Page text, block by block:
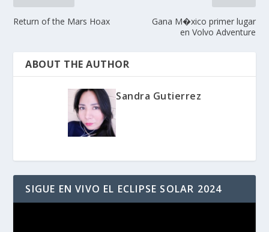
Return of the Mars Hoax
Gana M�xico primer lugar
en Volvo Adventure
ABOUT THE AUTHOR
Sandra Gutierrez
SIGUE EN VIVO EL ECLIPSE SOLAR 2024